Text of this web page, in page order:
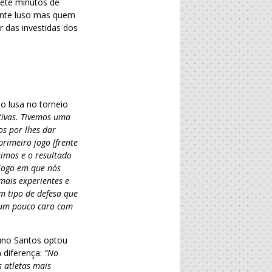
luso mas quem
das investidas dos
lusa no torneio
Tivemos uma
por lhes dar
jogo [frente
e o resultado
em que nós
experientes e
tipo de defesa que
pouco caro com
Santos optou
“No
atletas mais